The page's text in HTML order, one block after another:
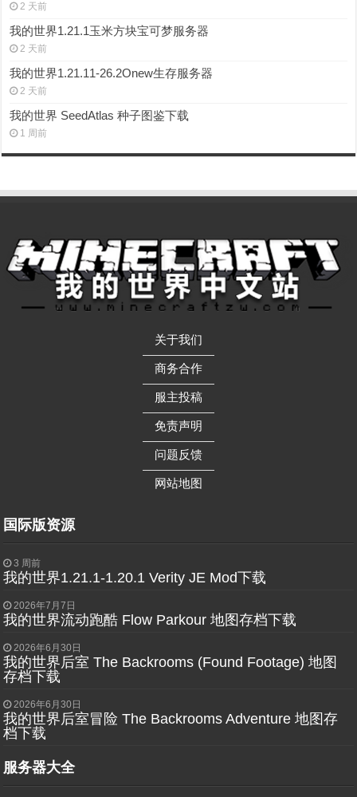
2 天前
我的世界1.21.1玉米方块宝可梦服务器
2 天前
我的世界1.21.11-26.2Onew生存服务器
2 天前
我的世界 SeedAtlas 种子图鉴下载
1 周前
关于我们
——————
商务合作
——————
服主投稿
——————
免责声明
——————
问题反馈
——————
网站地图
国际版资源
3 周前
我的世界1.21.1-1.20.1 Verity JE Mod下载
2026年7月7日
我的世界流动跑酷 Flow Parkour 地图存档下载
2026年6月30日
我的世界后室 The Backrooms (Found Footage) 地图
存档下载
2026年6月30日
我的世界后室冒险 The Backrooms Adventure 地图存
档下载
服务器大全